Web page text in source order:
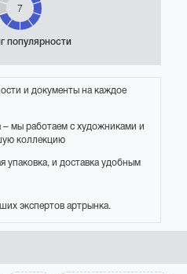
7
популярности
и документы на каждое
мы работаем с художниками и
коллекцию
упаковка, и доставка удобным
экспертов артрынка.